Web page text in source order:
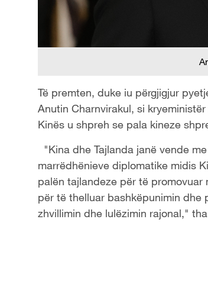
Të premten, duke iu përgjigjur
Anutin Charnvirakul, si
Kinës u shpreh se pala kineze
"Kina dhe Tajlanda janë vende
marrëdhënieve diplomatike midis
palën tajlandeze për të
për të thelluar bashkëpunimin
zhvillimin dhe lulëzimin rajonal,"